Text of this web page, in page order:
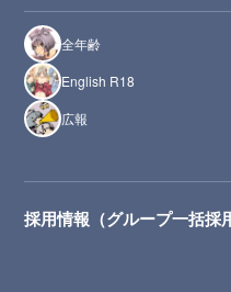
全年齢
English R18
広報
採用情報（グループ一括採